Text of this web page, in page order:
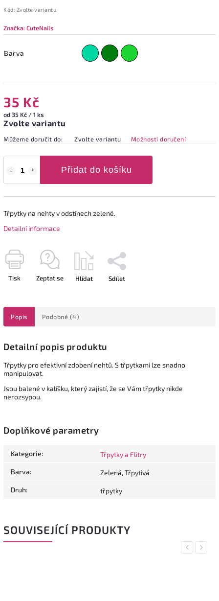
Kód: Zvolte variantu
Značka:CuteNails
Barva
35 Kč
od 35 Kč / 1 ks
Zvolte variantu
Můžeme doručit do: Zvolte variantu Možnosti doručení
Přidat do košíku
Třpytky na nehty v odstínech zelené.
Detailní informace
Tisk Zeptat se Hlídat Sdílet
Popis Podobné (4)
Detailní popis produktu
Třpytky pro efektivní zdobení nehtů. S třpytkami lze snadno
manipulovat.
Jsou balené v kalíšku, který zajistí, že se Vám třpytky nikde
nerozsypou.
Doplňkové parametry
Kategorie: Třpytky a Flitry
Barva: Zelená, Třpytivá
Druh: třpytky
SOUVISEJÍCÍ PRODUKTY
Previous
Next